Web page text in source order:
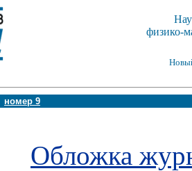
физико-
номер 9
Обложка